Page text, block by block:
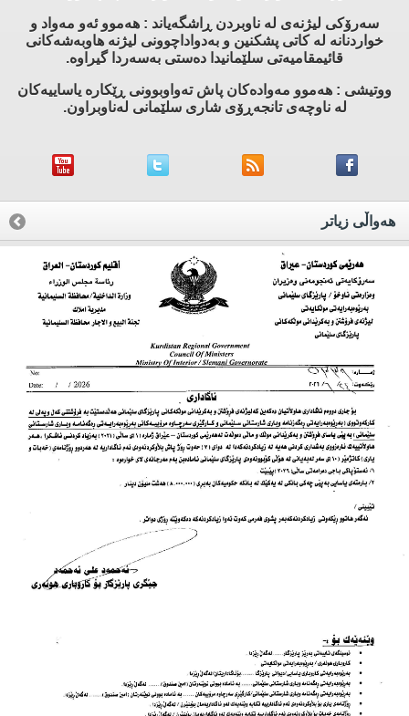
سه‌رۆكی لیژنه‌ی له‌ ناوبردن ڕاشگه‌یاند : هه‌موو ئه‌و مه‌واد و
خواردنانه‌ له‌ كاتی پشكنین و به‌دواداچوونی لیژنه‌ هاوبه‌شه‌كانی
قائیمقامیه‌تی سلێمانیدا ده‌ستی به‌سه‌ردا گیراوه‌.
ووتیشی : هه‌موو مه‌واده‌كان پاش ته‌واوبوونی ڕێكاره‌ یاساییه‌كان
له‌ ناوچه‌ی تانجه‌ڕۆی شاری سلێمانی له‌ناوبراون.
هه‌واڵی زیاتر